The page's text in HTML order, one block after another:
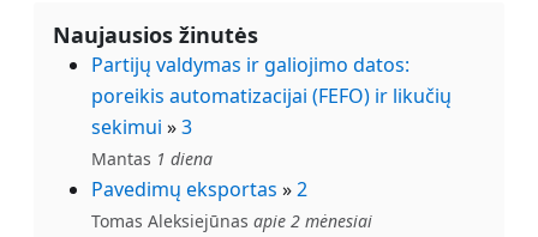
Naujausios žinutės
Partijų valdymas ir galiojimo datos:
poreikis automatizacijai (FEFO) ir likučių
sekimui »3
Mantas 1 diena
Pavedimų eksportas »2
Tomas Aleksiejūnas apie 2 mėnesiai